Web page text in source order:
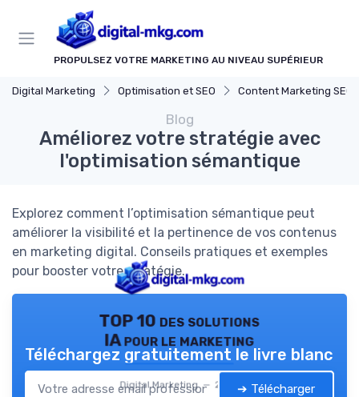
PROPULSEZ VOTRE MARKETING AU NIVEAU SUPÉRIEUR
Digital Marketing Optimisation et SEO Content Marketing SEO
Blog
Améliorez votre stratégie avec
l'optimisation sémantique
Explorez comment l’optimisation sémantique peut
améliorer la visibilité et la pertinence de vos contenus
en marketing digital. Conseils pratiques et exemples
pour booster votre stratégie.
TOP 10 des solutions
IA pour le marketing
Digital Marketing — 2026
Téléchargez gratuitement le livre blanc
➔ Télécharger
Panneau de gestion des cookies